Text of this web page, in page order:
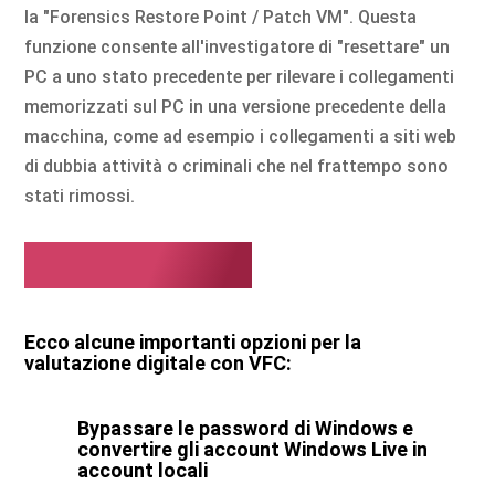
la "Forensics Restore Point / Patch VM". Questa
funzione consente all'investigatore di "resettare" un
PC a uno stato precedente per rilevare i collegamenti
memorizzati sul PC in una versione precedente della
macchina, come ad esempio i collegamenti a siti web
di dubbia attività o criminali che nel frattempo sono
stati rimossi.
Ecco alcune importanti opzioni per la
valutazione digitale con VFC:
Bypassare le password di Windows e
convertire gli account Windows Live in
account locali